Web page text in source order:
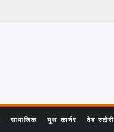
सामाजिक यूथ कार्नर वेब स्टोरी